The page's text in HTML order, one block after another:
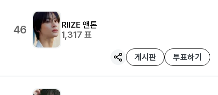
46 RIIZE 앤톤
1,317 표
게시판 투표하기